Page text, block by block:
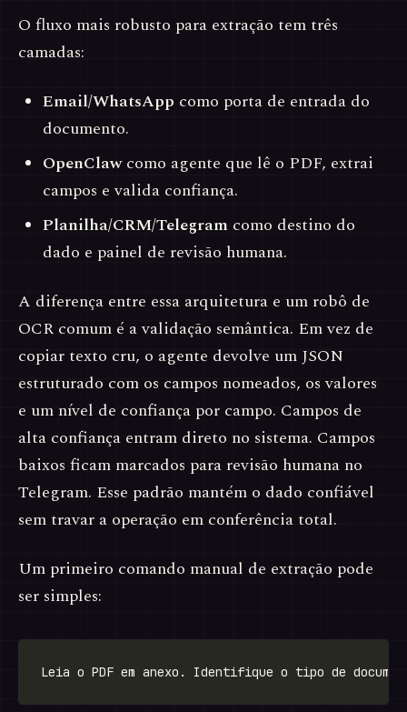
O fluxo mais robusto para extração tem três
camadas:
Email/WhatsApp como porta de entrada do
documento.
OpenClawcomo agente que lê o PDF, extrai
campos e valida confiança.
Planilha/CRM/Telegram como destino do
dado e painel de revisão humana.
A diferença entre essa arquitetura e um robô de
OCR comum é a validação semântica. Em vez de
copiar texto cru, o agente devolve um JSON
estruturado com os campos nomeados, os valores
e um nível de confiança por campo. Campos de
alta confiança entram direto no sistema. Campos
baixos ficam marcados para revisão humana no
Telegram. Esse padrão mantém o dado confiável
sem travar a operação em conferência total.
Um primeiro comando manual de extração pode
ser simples: